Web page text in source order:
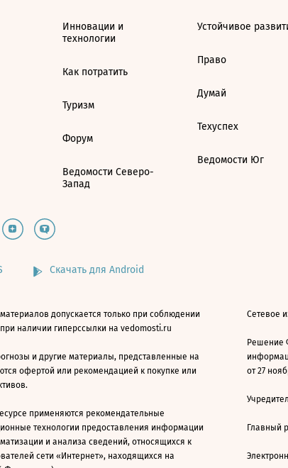
Инновации и
технологии
Как потратить
Туризм
Форум
Ведомости Северо-
Запад
Устойчивое
Право
Думай
Техуспех
Ведомости Юг
Скачать для Android
допускается только при соблюдении
наличии гиперссылки на vedomosti.ru
и другие материалы, представленные на
офертой или рекомендацией к покупке или
применяются рекомендательные
технологии предоставления информации
и анализа сведений, относящихся к
сети «Интернет», находящихся на
Сетевое
Решение
от 27
Главный